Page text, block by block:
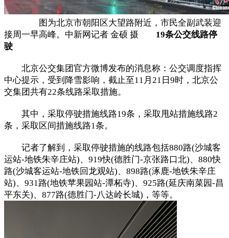
图为北京市朝阳区大望路附近，市民全副武装迎
接周一早高峰。中新网记者 金硕 摄 19条公交线路停
驶
北京公交集团官方微博发布的消息称：公交调度指挥
中心提示，受到降雪影响，截止至11月21日9时，北京公
交集团共有22条线路采取措施。
其中，采取停驶措施线路19条，采取甩站措施线路2
条，采取区间措施线路1条。
记者了解到，采取停驶措施的线路包括880路(沙城客
运站-地铁朱辛庄站)、919快(德胜门-京张路口北)、880快
路(沙城客运站-地铁回龙观站)、898路(涿鹿-地铁朱辛庄
站)、931路(地铁苹果园站-潭柘寺)、925路(延庆南菜园-昌
平东关)、877路(德胜门-八达岭长城)，等等。